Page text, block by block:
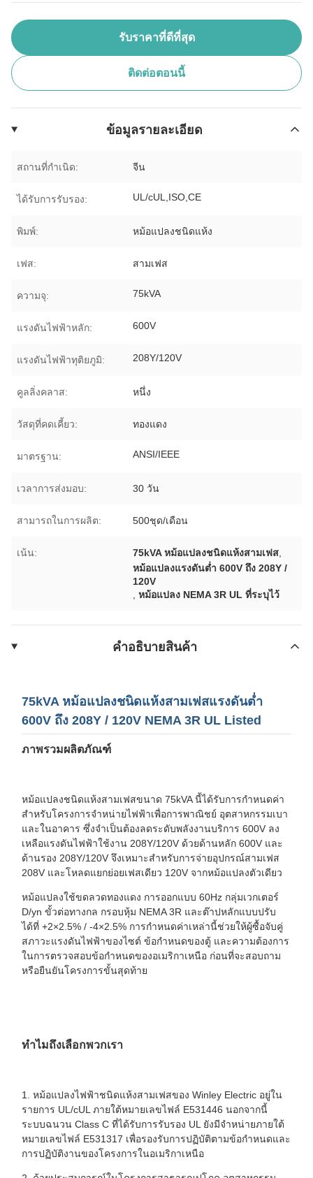
รับราคาที่ดีที่สุด
ติดต่อตอนนี้
ข้อมูลรายละเอียด
สถานที่กำเนิด: จีน
ได้รับการรับรอง: UL/cUL,ISO,CE
พิมพ์: หม้อแปลงชนิดแห้ง
เฟส: สามเฟส
ความจุ: 75kVA
แรงดันไฟฟ้าหลัก: 600V
แรงดันไฟฟ้าทุติยภูมิ: 208Y/120V
คูลลิ่งคลาส: หนึ่ง
วัสดุที่คดเคี้ยว: ทองแดง
มาตรฐาน: ANSI/IEEE
เวลาการส่งมอบ: 30 วัน
สามารถในการผลิต: 500ชุด/เดือน
เน้น: 75kVA หม้อแปลงชนิดแห้งสามเฟส
หม้อแปลงแรงดันต่ำ 600V ถึง 208Y /
120V
,หม้อแปลง NEMA 3R UL ที่ระบุไว้
คําอธิบายสินค้า
75kVA หม้อแปลงชนิดแห้งสามเฟสแรงดันต่ำ
600V ถึง 208Y / 120V NEMA 3R UL Listed
ภาพรวมผลิตภัณฑ์
หม้อแปลงชนิดแห้งสามเฟสขนาด 75kVA นี้ได้รับการกำหนดค่า
สำหรับโครงการจำหน่ายไฟฟ้าเพื่อการพาณิชย์ อุตสาหกรรมเบา
และในอาคาร ซึ่งจำเป็นต้องลดระดับพลังงานบริการ 600V ลง
เหลือแรงดันไฟฟ้าใช้งาน 208Y/120V ด้วยด้านหลัก 600V และ
ด้านรอง 208Y/120V จึงเหมาะสำหรับการจ่ายอุปกรณ์สามเฟส
208V และโหลดแยกย่อยเฟสเดียว 120V จากหม้อแปลงตัวเดียว
หม้อแปลงใช้ขดลวดทองแดง การออกแบบ 60Hz กลุ่มเวกเตอร์
D/yn ขั้วต่อทางกล กรอบหุ้ม NEMA 3R และต๊าปหลักแบบปรับ
ได้ที่ +2×2.5% / -4×2.5% การกำหนดค่าเหล่านี้ช่วยให้ผู้ซื้อจับคู่
สภาวะแรงดันไฟฟ้าของไซต์ ข้อกำหนดของตู้ และความต้องการ
ในการตรวจสอบข้อกำหนดของอเมริกาเหนือ ก่อนที่จะสอบถาม
หรือยืนยันโครงการขั้นสุดท้าย
ทำไมถึงเลือกพวกเรา
1. หม้อแปลงไฟฟ้าชนิดแห้งสามเฟสของ Winley Electric อยู่ใน
รายการ UL/cUL ภายใต้หมายเลขไฟล์ E531446 นอกจากนี้
ระบบฉนวน Class C ที่ได้รับการรับรอง UL ยังมีจำหน่ายภายใต้
หมายเลขไฟล์ E531317 เพื่อรองรับการปฏิบัติตามข้อกำหนดและ
การปฏิบัติงานของโครงการในอเมริกาเหนือ